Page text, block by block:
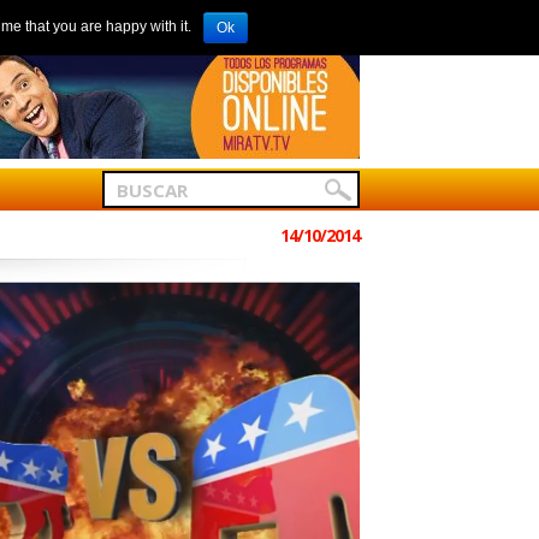
14/10/2014
that you are happy with it. Ok